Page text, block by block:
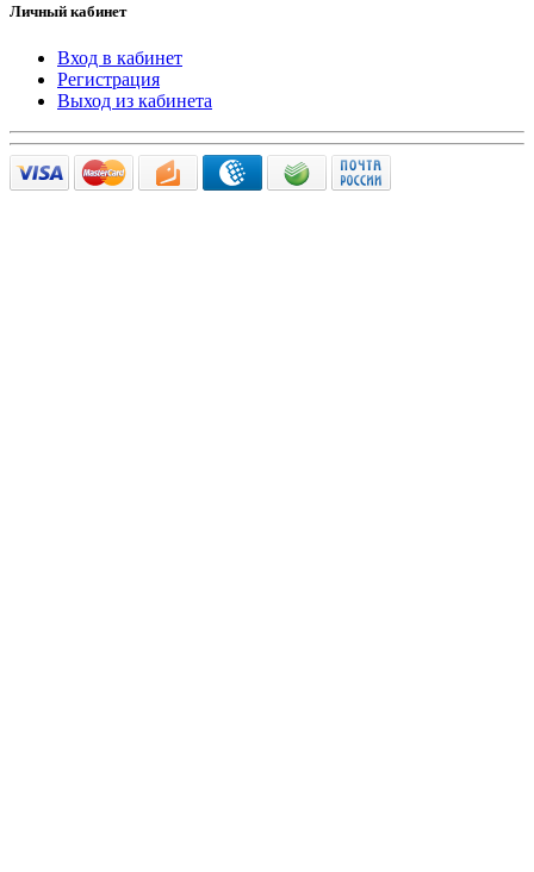
Личный кабинет
Вход в кабинет
Регистрация
Выход из кабинета